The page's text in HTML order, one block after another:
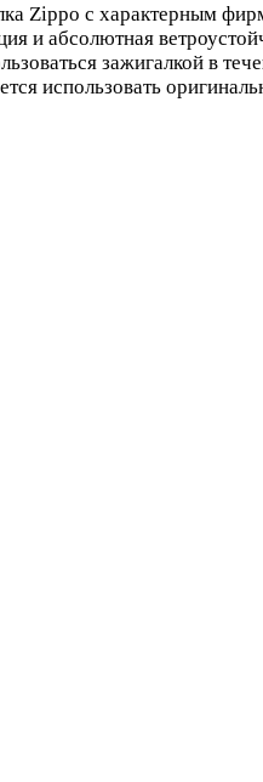
Zippo с характерным
и абсолютная
зажигалкой в
использовать